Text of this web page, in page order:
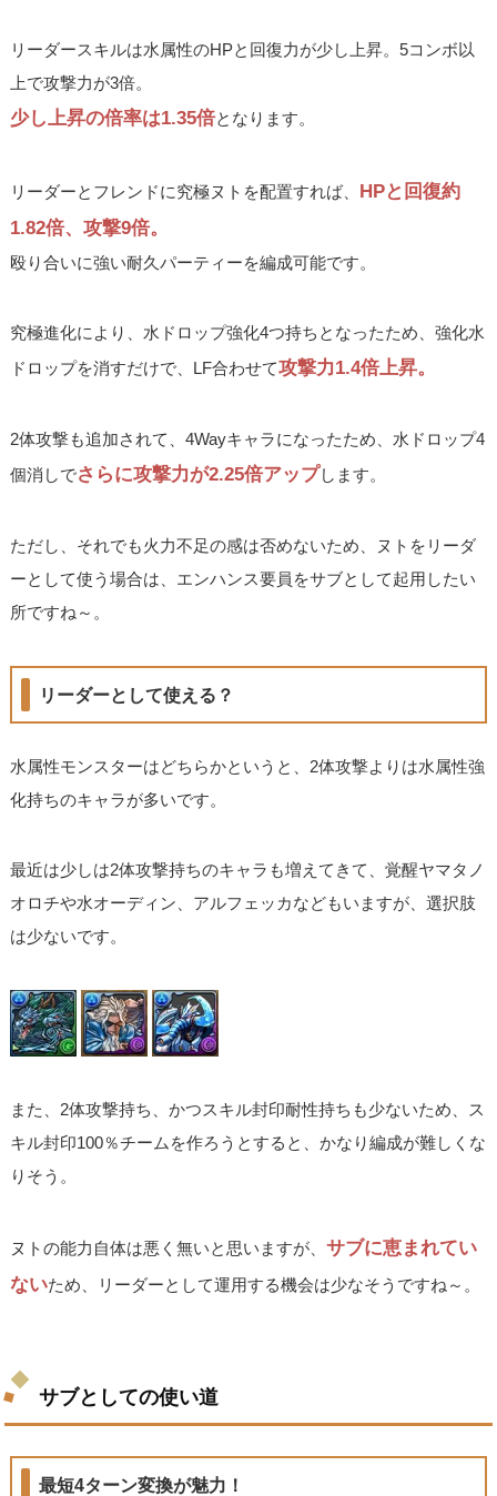
リーダースキルは水属性のHPと回復力が少し上昇。5コンボ以
上で攻撃力が3倍。
少し上昇の倍率は1.35倍となります。
リーダーとフレンドに究極ヌトを配置すれば、 HPと回復約
1.82倍、攻撃9倍。
殴り合いに強い耐久パーティーを編成可能です。
究極進化により、水ドロップ強化4つ持ちとなったため、強化水
ドロップを消すだけで、LF合わせて攻撃力1.4倍上昇。
2体攻撃も追加されて、4Wayキャラになったため、水ドロップ4
個消しでさらに攻撃力が2.25倍アップします。
ただし、それでも火力不足の感は否めないため、ヌトをリーダ
ーとして使う場合は、エンハンス要員をサブとして起用したい
所ですね～。
リーダーとして使える？
水属性モンスターはどちらかというと、2体攻撃よりは水属性強
化持ちのキャラが多いです。
最近は少しは2体攻撃持ちのキャラも増えてきて、覚醒ヤマタノ
オロチや水オーディン、アルフェッカなどもいますが、選択肢
は少ないです。
また、2体攻撃持ち、かつスキル封印耐性持ちも少ないため、ス
キル封印100％チームを作ろうとすると、かなり編成が難しくな
りそう。
ヌトの能力自体は悪く無いと思いますが、サブに恵まれてい
ないため、リーダーとして運用する機会は少なそうですね～。
サブとしての使い道
最短4ターン変換が魅力！